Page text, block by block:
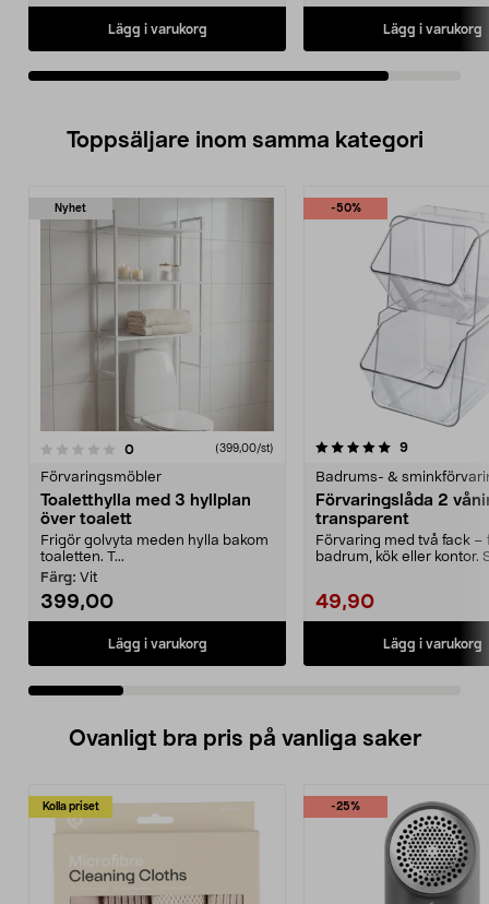
Lägg i varukorg Lägg i varukorg
Toppsäljare inom samma kategori
Nyhet
0recensioner (399,00/st)
Förvaringsmöbler
Toaletthylla med 3 hyllplan
över toalett
Frigör golvyta meden hylla bakom
toaletten. T...
Färg: Vit
399,00
Lägg i varukorg
-50%
5.0 av 5 stjärnor 9recensioner
Badrums- &
Förvaringslåda 2
transparent
Förvaring med två fack –
badrum, kök eller kontor.
49,90
Lägg i varukorg
4.5 av 5 stjärnor
Ovanligt bra pris på vanliga saker
Kolla priset -25%